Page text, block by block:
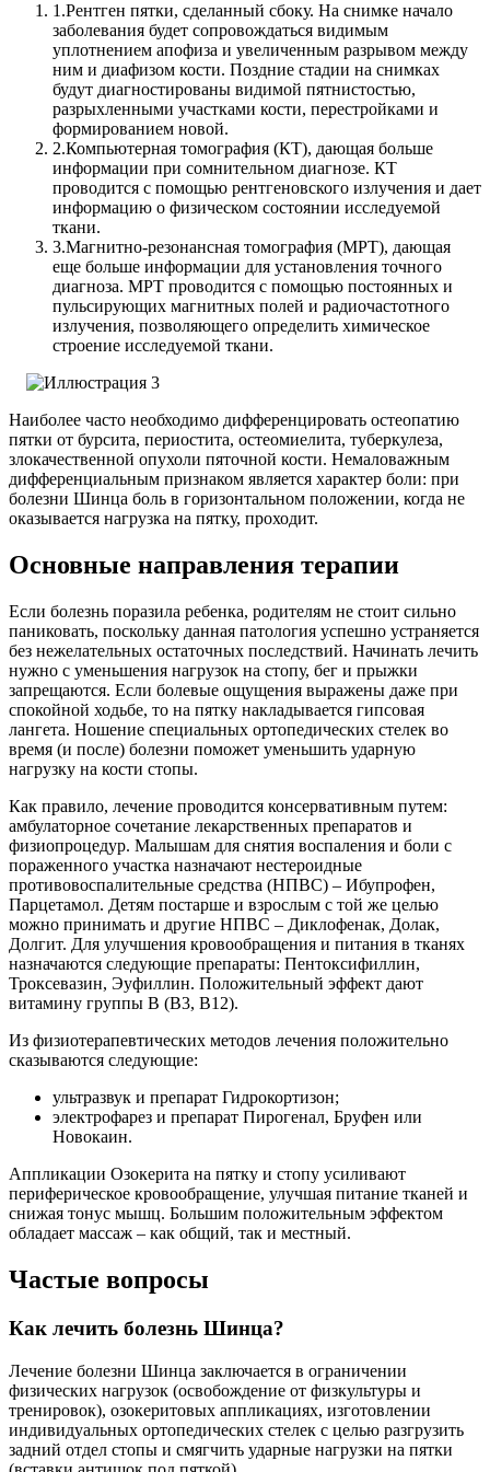
1.Рентген пятки, сделанный сбоку. На снимке начало
заболевания будет сопровождаться видимым
уплотнением апофиза и увеличенным разрывом между
ним и диафизом кости. Поздние стадии на снимках
будут диагностированы видимой пятнистостью,
разрыхленными участками кости, перестройками и
формированием новой.
2.Компьютерная томография (КТ), дающая больше
информации при сомнительном диагнозе. КТ
проводится с помощью рентгеновского излучения и дает
информацию о физическом состоянии исследуемой
ткани.
3.Магнитно-резонансная томография (МРТ), дающая
еще больше информации для установления точного
диагноза. МРТ проводится с помощью постоянных и
пульсирующих магнитных полей и радиочастотного
излучения, позволяющего определить химическое
строение исследуемой ткани.
Наиболее часто необходимо дифференцировать остеопатию
пятки от бурсита, периостита, остеомиелита, туберкулеза,
злокачественной опухоли пяточной кости. Немаловажным
дифференциальным признаком является характер боли: при
болезни Шинца боль в горизонтальном положении, когда не
оказывается нагрузка на пятку, проходит.
Основные направления терапии
Если болезнь поразила ребенка, родителям не стоит сильно
паниковать, поскольку данная патология успешно устраняется
без нежелательных остаточных последствий. Начинать лечить
нужно с уменьшения нагрузок на стопу, бег и прыжки
запрещаются. Если болевые ощущения выражены даже при
спокойной ходьбе, то на пятку накладывается гипсовая
лангета. Ношение специальных ортопедических стелек во
время (и после) болезни поможет уменьшить ударную
нагрузку на кости стопы.
Как правило, лечение проводится консервативным путем:
амбулаторное сочетание лекарственных препаратов и
физиопроцедур. Малышам для снятия воспаления и боли с
пораженного участка назначают нестероидные
противовоспалительные средства (НПВС) – Ибупрофен,
Парцетамол. Детям постарше и взрослым с той же целью
можно принимать и другие НПВС – Диклофенак, Долак,
Долгит. Для улучшения кровообращения и питания в тканях
назначаются следующие препараты: Пентоксифиллин,
Троксевазин, Эуфиллин. Положительный эффект дают
витамину группы В (В3, В12).
Из физиотерапевтических методов лечения положительно
сказываются следующие:
ультразвук и препарат Гидрокортизон;
электрофарез и препарат Пирогенал, Бруфен или
Новокаин.
Аппликации Озокерита на пятку и стопу усиливают
периферическое кровообращение, улучшая питание тканей и
снижая тонус мышц. Большим положительным эффектом
обладает массаж – как общий, так и местный.
Частые вопросы
Как лечить болезнь Шинца?
Лечение болезни Шинца заключается в ограничении
физических нагрузок (освобождение от физкультуры и
тренировок), озокеритовых аппликациях, изготовлении
индивидуальных ортопедических стелек с целью разгрузить
задний отдел стопы и смягчить ударные нагрузки на пятки